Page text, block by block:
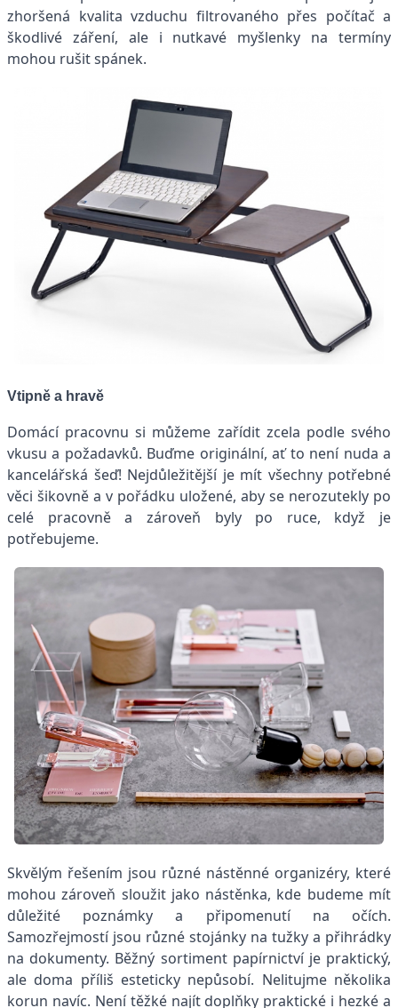
zhoršená kvalita vzduchu filtrovaného přes počítač a
škodlivé záření, ale i nutkavé myšlenky na termíny
mohou rušit spánek.
Vtipně a hravě
Domácí pracovnu si můžeme zařídit zcela podle svého
vkusu a požadavků. Buďme originální, ať to není nuda a
kancelářská šeď! Nejdůležitější je mít všechny potřebné
věci šikovně a v pořádku uložené, aby se nerozutekly po
celé pracovně a zároveň byly po ruce, když je
potřebujeme.
Skvělým řešením jsou různé nástěnné organizéry, které
mohou zároveň sloužit jako nástěnka, kde budeme mít
důležité poznámky a připomenutí na očích.
Samozřejmostí jsou různé stojánky na tužky a přihrádky
na dokumenty. Běžný sortiment papírnictví je praktický,
ale doma příliš esteticky nepůsobí. Nelitujme několika
korun navíc. Není těžké najít doplňky praktické i hezké a